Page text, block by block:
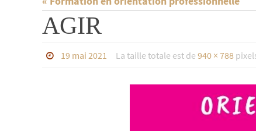
AGIR
19 mai 2021 La taille totale est de 940 × 788